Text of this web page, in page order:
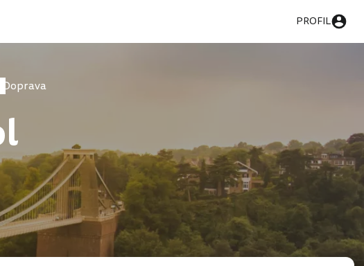
PROFIL
Doprava